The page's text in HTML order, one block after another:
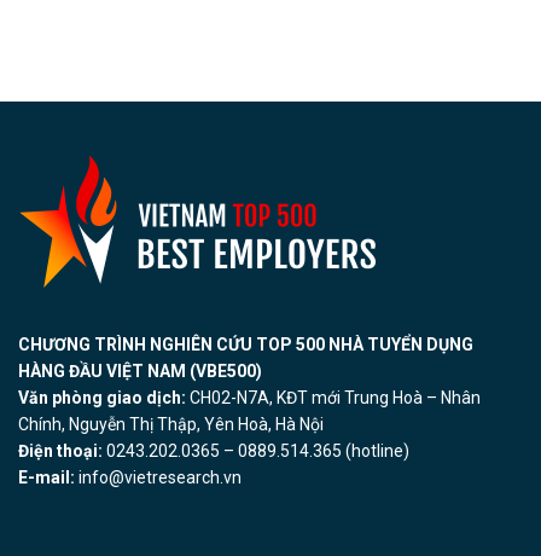
CHƯƠNG TRÌNH NGHIÊN CỨU TOP 500 NHÀ TUYỂN DỤNG
HÀNG ĐẦU VIỆT NAM (VBE500)
Văn phòng giao dịch: CH02-N7A, KĐT mới Trung Hoà – Nhân
Chính, Nguyễn Thị Thập, Yên Hoà, Hà Nội
Điện thoại: 0243.202.0365 – 0889.514.365 (hotline)
E-mail: info@vietresearch.vn